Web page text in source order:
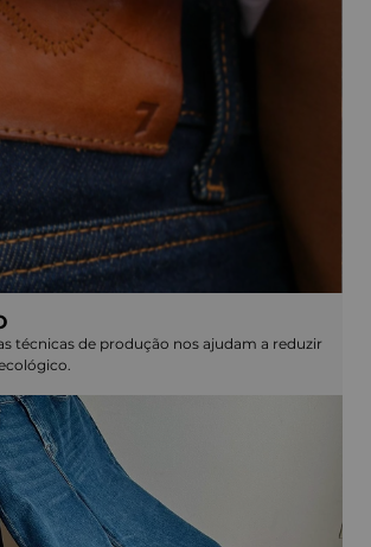
técnicas de produção nos ajudam a reduzir